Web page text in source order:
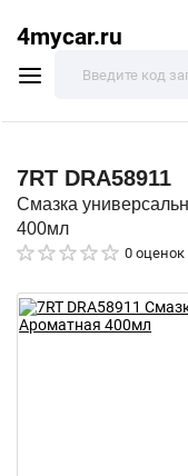
4mycar.ru
7RT DRA58911
Смазка
400мл
0 оценок